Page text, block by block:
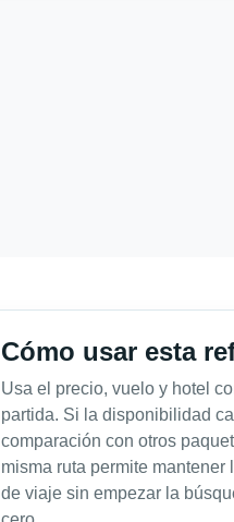
Cómo usar esta
Usa el precio, vuelo y hotel
partida. Si la disponibilidad
comparación con otros
misma ruta permite mantener
de viaje sin empezar la